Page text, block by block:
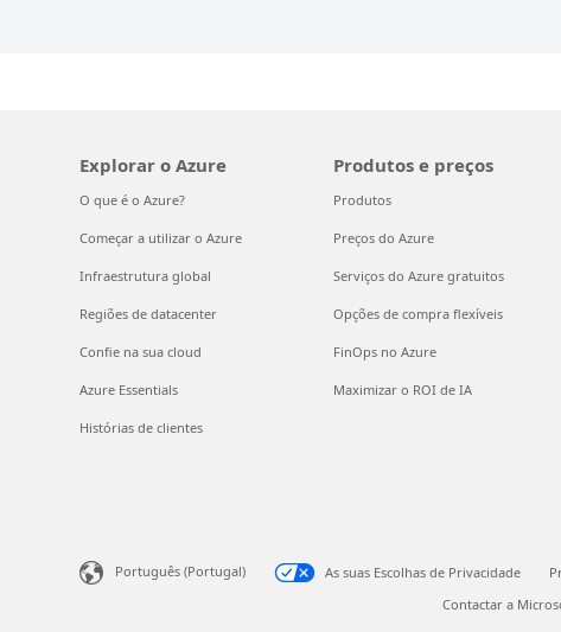
Explorar o Azure
O que é o Azure?
Começar a utilizar o Azure
Infraestrutura global
Regiões de datacenter
Confie na sua cloud
Azure Essentials
Histórias de clientes
Produtos e preços
Produtos
Preços do Azure
Serviços do Azure gratuitos
Opções de compra flexíveis
FinOps no Azure
Maximizar o ROI de IA
Português (Portugal) As suas Escolhas de Privacidade
Contactar a